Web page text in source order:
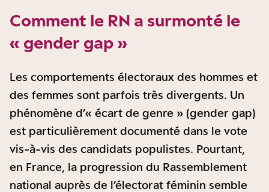
Comment le RN a surmonté le
« gender gap »
Les comportements électoraux des hommes et
des femmes sont parfois très divergents. Un
phénomène d’« écart de genre » (gender gap)
est particulièrement documenté dans le vote
vis-à-vis des candidats populistes. Pourtant,
en France, la progression du Rassemblement
national auprès de l’électorat féminin semble